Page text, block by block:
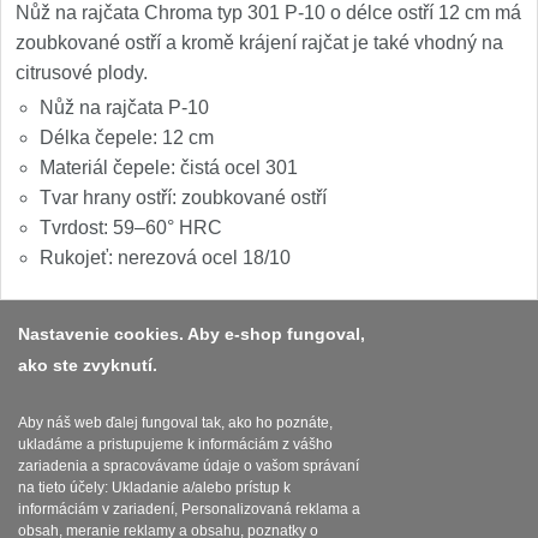
Ostřiče nožů V-Sharp
Brúsky na nože
Doplnky a diely
Dopredaj
Nůž na rajčata Chroma typ 301 P-10 o délce ostří 12 cm má
zoubkované ostří a kromě krájení rajčat je také vhodný na
citrusové plody.
Nůž na rajčata P-10
Délka čepele: 12 cm
Materiál čepele: čistá ocel 301
Tvar hrany ostří: zoubkované ostří
Tvrdost: 59–60° HRC
Rukojeť: nerezová ocel 18/10
Platba a dodávka
Obchodní podmínky
Zasady zpracovani osobnich udaju
Reklamační řád
Nastavenie cookies. Aby e-shop fungoval,
ako ste zvyknutí.
Aby náš web ďalej fungoval tak, ako ho poznáte,
ukladáme a pristupujeme k informáciám z vášho
zariadenia a spracovávame údaje o vašom správaní
na tieto účely: Ukladanie a/alebo prístup k
informáciám v zariadení, Personalizovaná reklama a
obsah, meranie reklamy a obsahu, poznatky o